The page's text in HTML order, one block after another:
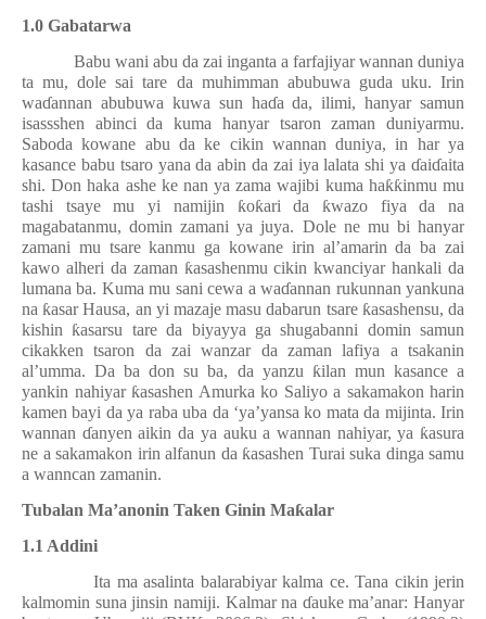
1.0 Gabatarwa
Babu wani abu da zai inganta a farfajiyar wannan duniya
ta mu, dole sai tare da muhimman abubuwa guda uku. Irin
waɗannan abubuwa kuwa sun haɗa da, ilimi, hanyar samun
isassshen abinci da kuma hanyar tsaron zaman duniyarmu.
Saboda kowane abu da ke cikin wannan duniya, in har ya
kasance babu tsaro yana da abin da zai iya lalata shi ya ɗaiɗaita
shi. Don haka ashe ke nan ya zama wajibi kuma haƙƙinmu mu
tashi tsaye mu yi namijin ƙoƙari da ƙwazo fiya da na
magabatanmu, domin zamani ya juya. Dole ne mu bi hanyar
zamani mu tsare kanmu ga kowane irin al’amarin da ba zai
kawo alheri da zaman ƙasashenmu cikin kwanciyar hankali da
lumana ba. Kuma mu sani cewa a waɗannan rukunnan yankuna
na ƙasar Hausa, an yi mazaje masu dabarun tsare ƙasashensu, da
kishin ƙasarsu tare da biyayya ga shugabanni domin samun
cikakken tsaron da zai wanzar da zaman lafiya a tsakanin
al’umma. Da ba don su ba, da yanzu ƙilan mun kasance a
yankin nahiyar ƙasashen Amurka ko Saliyo a sakamakon harin
kamen bayi da ya raba uba da ‘ya’yansa ko mata da mijinta. Irin
wannan ɗanyen aikin da ya auku a wannan nahiyar, ya ƙasura
ne a sakamakon irin alfanun da ƙasashen Turai suka dinga samu
a wanncan zamanin.
Tubalan Ma’anonin Taken Ginin Maƙalar
1.1 Addini
Ita ma asalinta balarabiyar kalma ce. Tana cikin jerin
kalmomin suna jinsin namiji. Kalmar na ɗauke ma’anar: Hanyar